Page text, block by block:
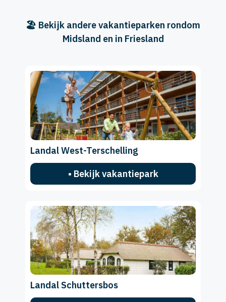
🏖️ Bekijk andere vakantieparken rondom
Midsland en in Friesland
Landal West-Terschelling
• Bekijk vakantiepark
Landal Schuttersbos